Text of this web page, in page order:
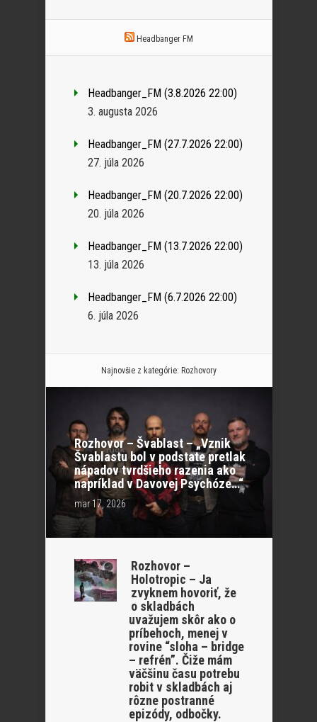
Headbanger FM
Headbanger_FM (3.8.2026 22:00)
3. augusta 2026
Headbanger_FM (27.7.2026 22:00)
27. júla 2026
Headbanger_FM (20.7.2026 22:00)
20. júla 2026
Headbanger_FM (13.7.2026 22:00)
13. júla 2026
Headbanger_FM (6.7.2026 22:00)
6. júla 2026
Najnovšie z kategórie: Rozhovory
Rozhovor – Švablast – „Vznik
Švablastu bol v podstate pretlak
nápadov tvrdšieho razenia ako
napríklad v Davovej Psychóze…“
mar 17, 2026
Rozhovor –
Holotropic – Ja
zvyknem hovoriť, že
o skladbách
uvažujem skôr ako o
príbehoch, menej v
rovine “sloha – bridge
– refrén”. Čiže mám
väčšinu času potrebu
robit v skladbách aj
rôzne postranné
epizódy, odbočky.